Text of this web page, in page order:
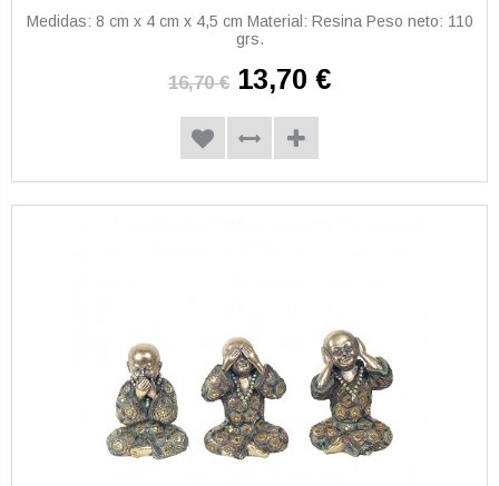
Medidas: 8 cm x 4 cm x 4,5 cm Material: Resina Peso neto: 110
grs.
16,70 € 13,70 €